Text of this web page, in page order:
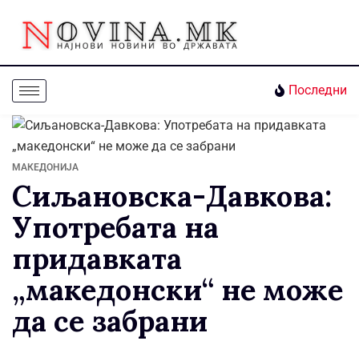
Последни
МАКЕДОНИЈА
Сиљановска-Давкова:
Употребата на
придавката
„македонски“ не може
да се забрани